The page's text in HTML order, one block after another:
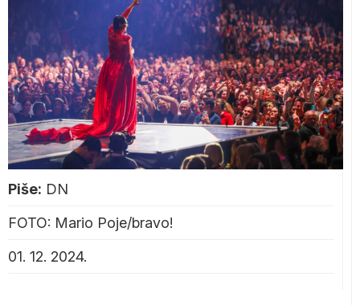
Piše: DN
FOTO: Mario Poje/bravo!
01. 12. 2024.